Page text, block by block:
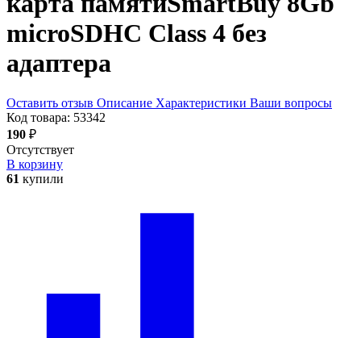
microSDHC Class 4 без
адаптера
Оставить отзыв Описание Характеристики Ваши вопросы
Код товара: 53342
190 ₽
Отсутствует
В корзину
61 купили